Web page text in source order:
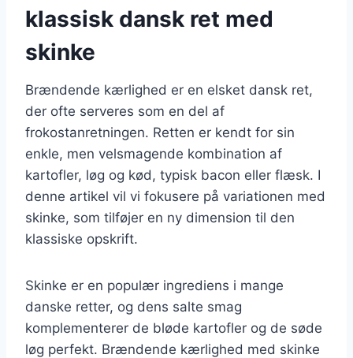
klassisk dansk ret med
skinke
Brændende kærlighed er en elsket dansk ret,
der ofte serveres som en del af
frokostanretningen. Retten er kendt for sin
enkle, men velsmagende kombination af
kartofler, løg og kød, typisk bacon eller flæsk. I
denne artikel vil vi fokusere på variationen med
skinke, som tilføjer en ny dimension til den
klassiske opskrift.
Skinke er en populær ingrediens i mange
danske retter, og dens salte smag
komplementerer de bløde kartofler og de søde
løg perfekt. Brændende kærlighed med skinke